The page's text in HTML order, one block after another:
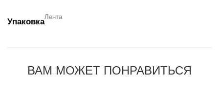
Упаковка
Лента
ВАМ МОЖЕТ ПОНРАВИТЬСЯ